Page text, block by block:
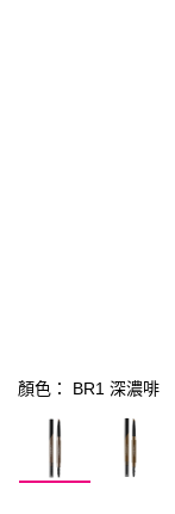
顏色： BR1 深濃啡